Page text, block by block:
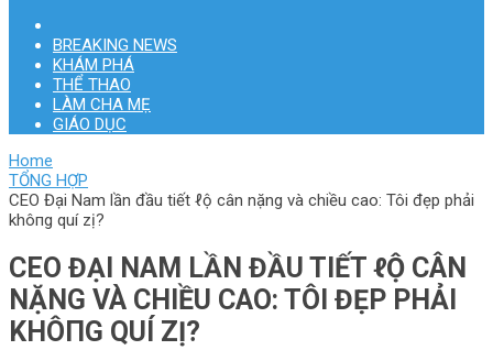
BREAKING NEWS
KHÁM PHÁ
THỂ THAO
LÀM CHA MẸ
GIÁO DỤC
Home
TỔNG HỢP
CEO Đại Nam lần đầu tiết ℓộ cân nặng và chiều cao: Tôi đẹp phải
khô‌пg quí zị?
CEO ĐẠI NAM LẦN ĐẦU TIẾT ℓỘ CÂN
NẶNG VÀ CHIỀU CAO: TÔI ĐẸP PHẢI
KHÔ‌ПG QUÍ ZỊ?